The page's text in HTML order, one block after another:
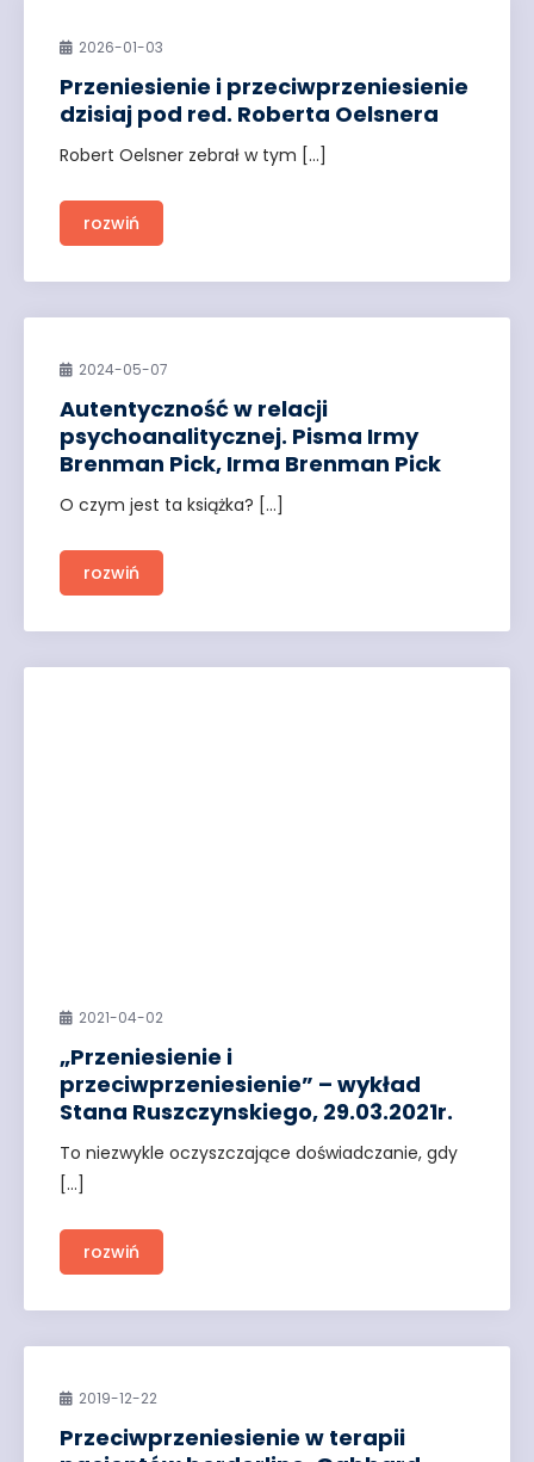
2026-01-03
Przeniesienie i przeciwprzeniesienie
dzisiaj pod red. Roberta Oelsnera
Robert Oelsner zebrał w tym […]
rozwiń
2024-05-07
Autentyczność w relacji
psychoanalitycznej. Pisma Irmy
Brenman Pick, Irma Brenman Pick
O czym jest ta książka? […]
rozwiń
2021-04-02
„Przeniesienie i
przeciwprzeniesienie” – wykład
Stana Ruszczynskiego, 29.03.2021r.
To niezwykle oczyszczające doświadczanie, gdy
[…]
rozwiń
2019-12-22
Przeciwprzeniesienie w terapii